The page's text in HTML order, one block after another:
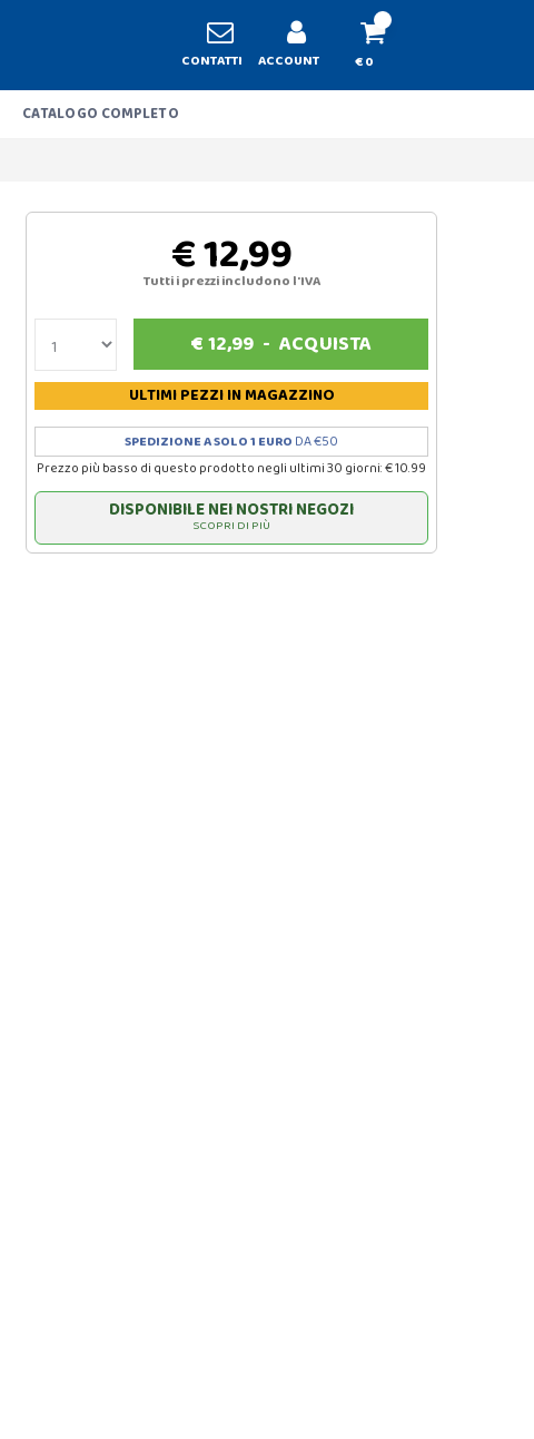
CONTATTI ACCOUNT € 0
CATALOGO COMPLETO
€ 12,99
Tutti i prezzi includono l'IVA
€12,99- ACQUISTA
ULTIMI PEZZIIN MAGAZZINO
SPEDIZIONE A SOLO 1 EURO DA €50
Prezzo più basso di questo prodotto negli ultimi 30 giorni: € 10.99
DISPONIBILE NEI NOSTRI NEGOZI
SCOPRI DI PIÙ